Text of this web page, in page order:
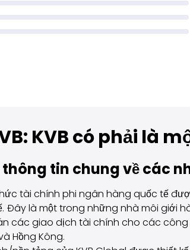
KVB có phải là
tin chung về các
tài chính phi ngân hàng quốc tế
Đây là một trong những nhà môi giới
các giao dịch tài chính cho các
Hồng Kông.